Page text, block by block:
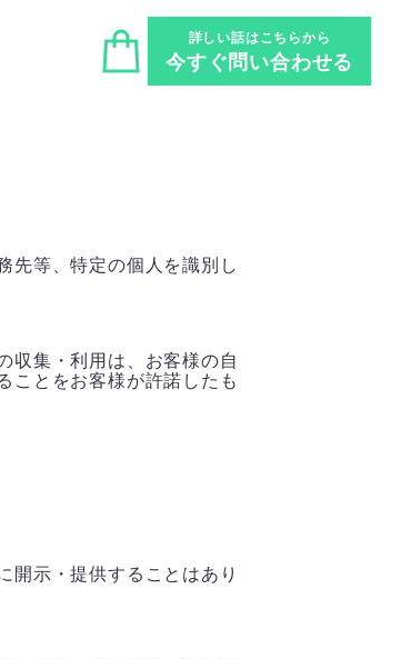
詳しい話はこちらから
今すぐ問い合わせる
先等、特定の個人を識別し
収集・利用は、お客様の自
ことをお客様が許諾したも
開示・提供することはあり